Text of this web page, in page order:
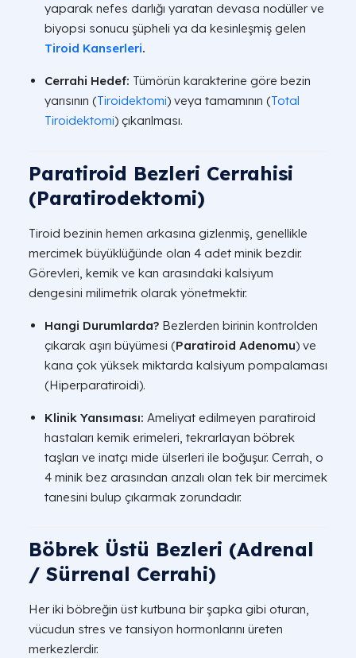
yaparak nefes darlığı yaratan devasa nodüller ve
biyopsi sonucu şüpheli ya da kesinleşmiş gelen
Tiroid Kanserleri.
Cerrahi Hedef: Tümörün karakterine göre bezin
yarısının (Tiroidektomi) veya tamamının (Total
Tiroidektomi) çıkarılması.
Paratiroid Bezleri Cerrahisi
(Paratirodektomi)
Tiroid bezinin hemen arkasına gizlenmiş, genellikle
mercimek büyüklüğünde olan 4 adet minik bezdir.
Görevleri, kemik ve kan arasındaki kalsiyum
dengesini milimetrik olarak yönetmektir.
Hangi Durumlarda? Bezlerden birinin kontrolden
çıkarak aşırı büyümesi (Paratiroid Adenomu) ve
kana çok yüksek miktarda kalsiyum pompalaması
(Hiperparatiroidi).
Klinik Yansıması: Ameliyat edilmeyen paratiroid
hastaları kemik erimeleri, tekrarlayan böbrek
taşları ve inatçı mide ülserleri ile boğuşur. Cerrah, o
4 minik bez arasından arızalı olan tek bir mercimek
tanesini bulup çıkarmak zorundadır.
Böbrek Üstü Bezleri (Adrenal
/ Sürrenal Cerrahi)
Her iki böbreğin üst kutbuna bir şapka gibi oturan,
vücudun stres ve tansiyon hormonlarını üreten
merkezlerdir.